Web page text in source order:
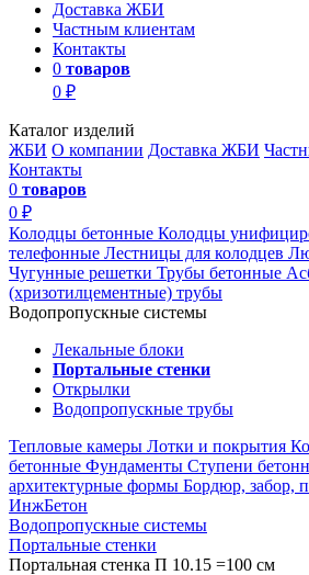
Доставка ЖБИ
Частным клиентам
Контакты
0 товаров
0 ₽
Каталог изделий
ЖБИ О компании Доставка ЖБИ
Контакты
0 товаров
0 ₽
Колодцы бетонные Колодцы
телефонные Лестницы для колодцев
Чугунные решетки Трубы бетонные
(хризотилцементные) трубы
Водопропускные системы
Лекальные блоки
Портальные стенки
Открылки
Водопропускные трубы
Тепловые камеры Лотки и покрытия
бетонные Фундаменты Ступени
архитектурные формы Бордюр, забор,
ИнжБетон
Водопропускные системы
Портальные стенки
Портальная стенка П 10.15 =100 см